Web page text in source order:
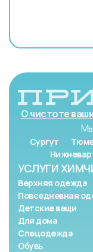
О чистоте
Сургут
УСЛУГИ
Верхняя одежда
Повседневная
Детские вещи
Для дома
Спецодежда
Обувь